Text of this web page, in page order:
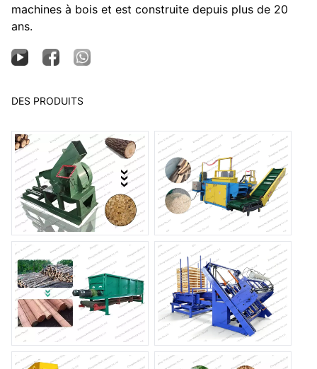
machines à bois et est construite depuis plus de 20
ans.
DES PRODUITS